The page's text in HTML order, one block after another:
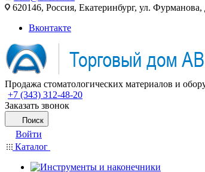
620146, Россия, Екатеринбург, ул. Фурманова,
Вконтакте
Продажа стоматологических материалов и
+7 (343) 312-48-20
Заказать звонок
Поиск
Войти
Каталог